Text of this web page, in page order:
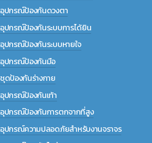
อุปกรณ์ป้องกันดวงตา
อุปกรณ์ป้องกันระบบการได้ยิน
อุปกรณ์ป้องกันระบบหายใจ
อุปกรณ์ป้องกันมือ
ชุดป้องกันร่างกาย
อุปกรณ์ป้องกันเท้า
อุปกรณ์ป้องกันการตกจากที่สูง
อุปกรณ์ความปลอดภัยสำหรับงานจราจร